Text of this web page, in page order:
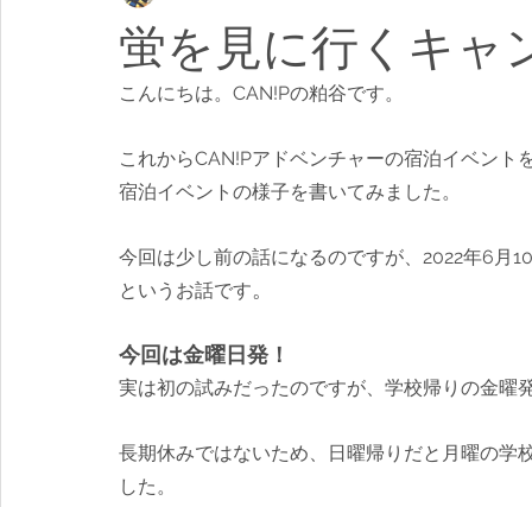
蛍を見に行くキャ
こんにちは。CAN!Pの粕谷です。
これからCAN!Pアドベンチャーの宿泊イベン
宿泊イベントの様子を書いてみました。
今回は少し前の話になるのですが、2022年6月
というお話です。
今回は金曜日発！
実は初の試みだったのですが、学校帰りの金曜
長期休みではないため、日曜帰りだと月曜の学
した。